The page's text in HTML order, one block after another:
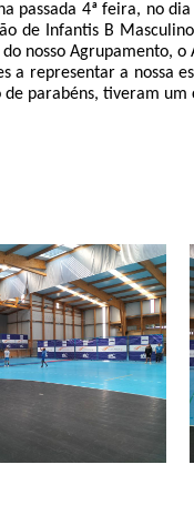
passada 4ª feira, no
de Infantis B
nosso Agrupamento, o
a representar a nossa
de parabéns, tiveram